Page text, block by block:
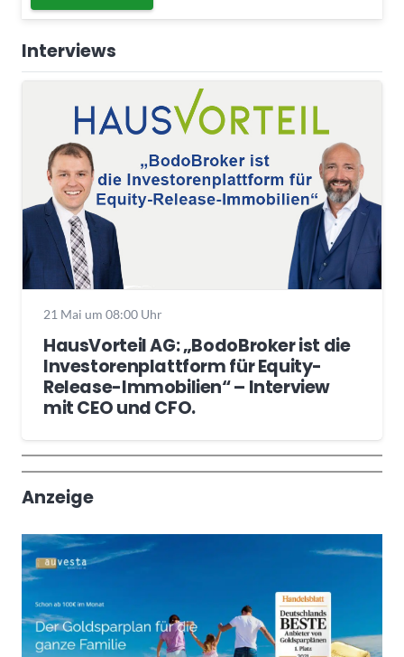
Interviews
21 Mai um 08:00 Uhr
HausVorteil AG: „BodoBroker ist die
Investorenplattform für Equity-
Release-Immobilien“ – Interview
mit CEO und CFO.
Wochenrückblick
Trendthemen
Anzeige